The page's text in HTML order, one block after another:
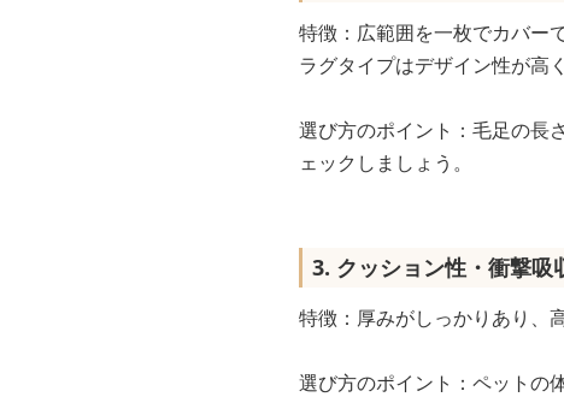
特徴：広範囲を一枚でカバー
ラグタイプはデザイン性が高
選び方のポイント：毛足の長
ェックしましょう。
3. クッション性・衝撃吸
特徴：厚みがしっかりあり、
選び方のポイント：ペットの